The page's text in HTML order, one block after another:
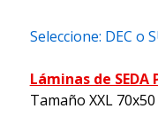
Seleccione: DEC o
Láminas de SEDA
Tamaño XXL